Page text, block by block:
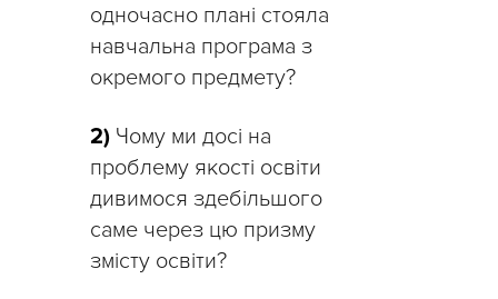
одночасно плані стояла
навчальна програма з
окремого предмету?
2) Чому ми досі на
проблему якості освіти
дивимося здебільшого
саме через цю призму
змісту освіти?